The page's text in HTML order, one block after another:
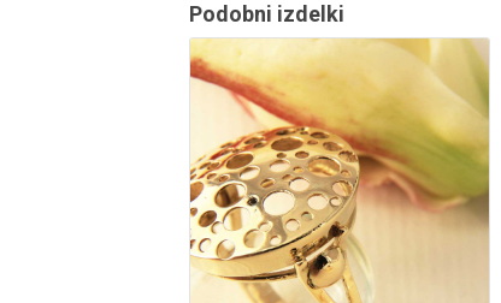
Podobni izdelki